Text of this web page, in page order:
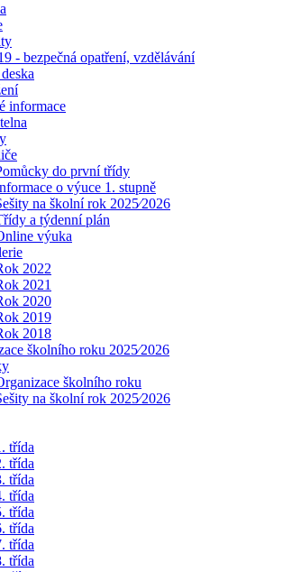
- bezpečná opatření, vzdělávání
informace
do první třídy
o výuce 1. stupně
na školní rok 2025⁄2026
a týdenní plán
výuka
2022
2021
2020
2019
2018
školního roku 2025⁄2026
školního roku
na školní rok 2025⁄2026
třída
třída
třída
třída
třída
třída
třída
třída